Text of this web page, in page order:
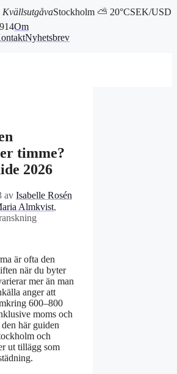
KvällsutgåvaStockholm ⛅ 20°CSEK/USD
Om
Nyhetsbrev
timme?
2026
av Isabelle Rosén
Almkvist,
är ofta den
när du byter
mer än man
anger att
600–800
moms och
här guiden
och
ut tillägg som